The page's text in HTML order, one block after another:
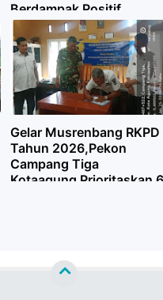
Berdampak Positif
Gelar Musrenbang RKPD
Tahun 2026,Pekon
Campang Tiga
Kotaagung Prioritaskan 6